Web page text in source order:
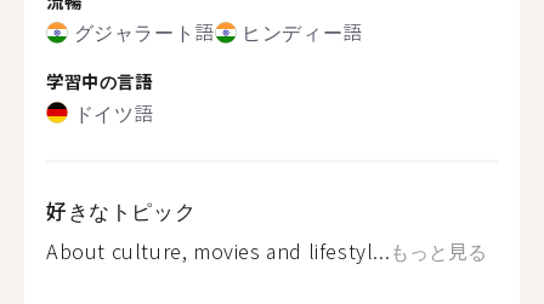
グジャラート語 ヒンディー語
学習中の言語
ドイツ語
好きなトピック
About culture, movies and lifestyl...もっと見る